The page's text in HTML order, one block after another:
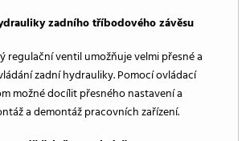
zadního tříbodového závěsu
regulační ventil umožňuje velmi přesné a
zadní hydrauliky. Pomocí ovládací
možné docílit přesného nastavení a
a demontáž pracovních zařízení.